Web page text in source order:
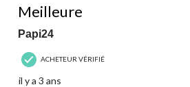
Meilleure
Papi24
ACHETEUR VÉRIFIÉ
il y a 3 ans